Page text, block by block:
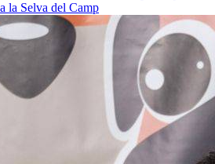
la Selva del Camp